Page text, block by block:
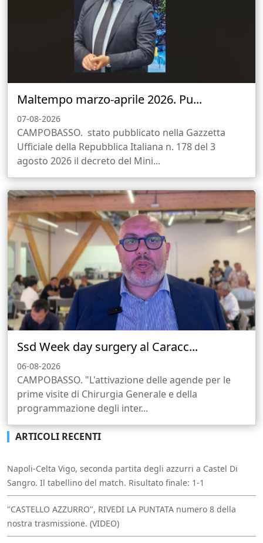
Maltempo marzo-aprile 2026. Pu...
07-08-2026
CAMPOBASSO. stato pubblicato nella Gazzetta
Ufficiale della Repubblica Italiana n. 178 del 3
agosto 2026 il decreto del Mini...
Ssd Week day surgery al Caracc...
06-08-2026
CAMPOBASSO. "L'attivazione delle agende per le
prime visite di Chirurgia Generale e della
programmazione degli inter...
ARTICOLI RECENTI
Napoli-Celta Vigo, seconda partita degli azzurri a Castel Di
Sangro. Il tabellino del match. Risultato finale: 1-1
"CASTELLO AZZURRO", RIVEDI LA PUNTATA numero 8 della
nostra trasmissione. (VIDEO)